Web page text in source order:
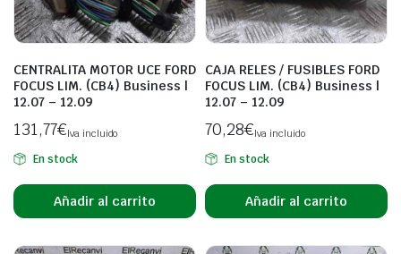
CENTRALITA MOTOR UCE FORD
FOCUS LIM. (CB4) Business |
12.07 – 12.09
131,77€Iva incluido
En stock
Añadir al carrito
CAJA RELES / FUSIBLES FORD
FOCUS LIM. (CB4) Business |
12.07 – 12.09
70,28€Iva incluido
En stock
Añadir al carrito